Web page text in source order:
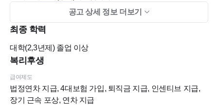
한 자리에서 10년 넘었습니다. 제대로 진료합니다.
제대로 배우고자하는 열정과 책임감 , 꼼꼼함과 협업태도, 커뮤
니케이션 능력이 넘치는 선생님들의 많은 지원 부탁드립니다.
목동이상치과는 레진빌드업과 오버레이라는 최신접착치의학에
기반한 진료를 합니다.
자연치아보존을 우선으로 생각하시는 원장님과 누구나 할수없
공고 상세 정보 더보기
최종 학력
대학(2,3년제)졸업 이상
복리후생
급여제도
법정연차 지급, 4대보험 가입, 퇴직금 지급, 인센티브 지급,
장기 근속 포상, 연차 지급